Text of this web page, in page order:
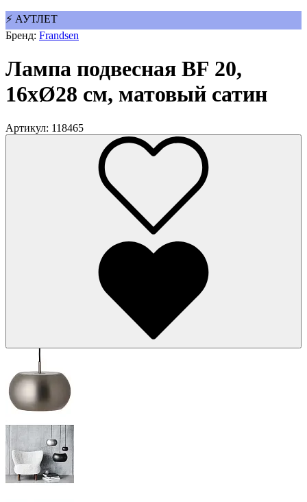
⚡ АУТЛЕТ
Бренд: Frandsen
Лампа подвесная BF 20,
16хØ28 см, матовый сатин
Артикул: 118465